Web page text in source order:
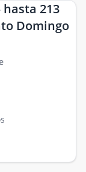
213
Domingo